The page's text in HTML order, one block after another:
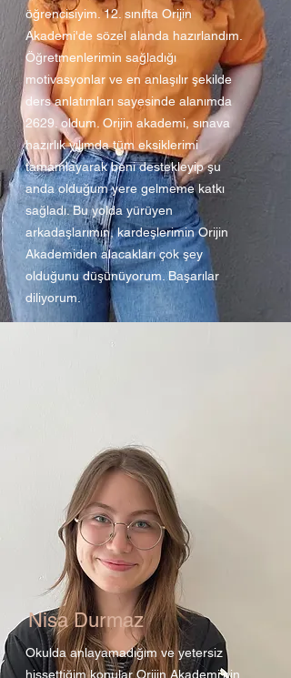
öğrencisiyim. 12. sınıfta Orijin
Akademi'de sözel alanda hazırlandım.
Öğretmenlerimin sağladığı
motivasyonlar ve en anlaşılır şekilde
ders anlatımları sayesinde alanımda
2629. oldum. Orijin akademi, sınava
hazırlık yılımda tüm eksiklerimi
tamamlayarak beni destekleyip şu
anda olduğum yere gelmeme katkı
sağladı. Bu yolda yürüyen
arkadaşlarımın, kardeşlerimin Orijin
Akademiden alacakları çok şey
olduğunu düşünüyorum. Başarılar
diliyorum.
Nisa Durmaz
Okulda anlayamadığım ve yetersiz
hissettiğim konular Orijin Akademi’nin